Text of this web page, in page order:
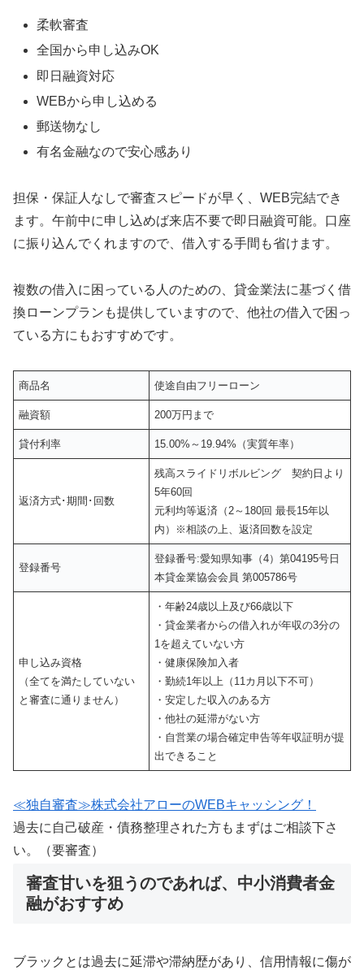
柔軟審査
全国から申し込みOK
即日融資対応
WEBから申し込める
郵送物なし
有名金融なので安心感あり
担保・保証人なしで審査スピードが早く、WEB完結でき
ます。午前中に申し込めば来店不要で即日融資可能。口座
に振り込んでくれますので、借入する手間も省けます。
複数の借入に困っている人のための、貸金業法に基づく借
換ローンプランも提供していますので、他社の借入で困っ
ている方にもおすすめです。
商品名 使途自由フリーローン
融資額 200万円まで
貸付利率 15.00%～19.94%（実質年率）
返済方式･期間･回数
残高スライドリボルビング 契約日より
5年60回
元利均等返済（2～180回 最長15年以
内）※相談の上、返済回数を設定
登録番号
登録番号:愛知県知事（4）第04195号日
本貸金業協会会員 第005786号
申し込み資格
（全てを満たしていない
と審査に通りません）
・年齢24歳以上及び66歳以下
・貸金業者からの借入れが年収の3分の
1を超えていない方
・健康保険加入者
・勤続1年以上（11カ月以下不可）
・安定した収入のある方
・他社の延滞がない方
・自営業の場合確定申告等年収証明が提
出できること
≪独自審査≫株式会社アローのWEBキャッシング！
過去に自己破産・債務整理された方もまずはご相談下さ
い。（要審査）
審査甘いを狙うのであれば、中小消費者金
融がおすすめ
ブラックとは過去に延滞や滞納歴があり、信用情報に傷が